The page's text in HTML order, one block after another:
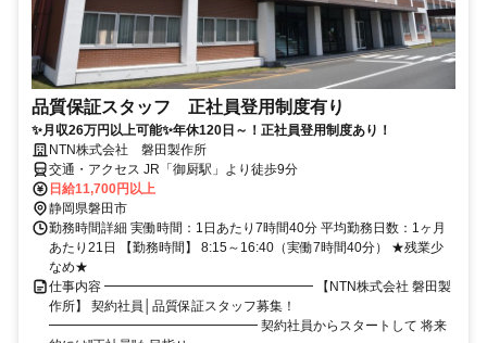
品質保証スタッフ 正社員登用制度有り
✨月収26万円以上可能✨年休120日～！正社員登用制度あり！
NTN株式会社 磐田製作所
交通・アクセス JR「御厨駅」より徒歩9分
日給11,700円以上
静岡県磐田市
勤務時間詳細 実働時間：1日あたり7時間40分 平均勤務日数：1ヶ月
あたり21日 【勤務時間】 8:15～16:40（実働7時間40分） ★残業少
なめ★
仕事内容 ━━━━━━━━━━━━━━━━ 【NTN株式会社 磐田製
作所】 契約社員│品質保証スタッフ募集！
━━━━━━━━━━━━━━━━ 契約社員からスタートして 将来